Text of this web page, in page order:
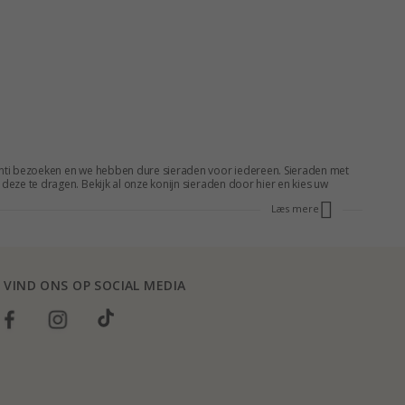
bezoeken en we hebben dure sieraden voor iedereen. Sieraden met
te dragen. Bekijk al onze konijn sieraden door hier en kies uw
Læs mere
VIND ONS OP SOCIAL MEDIA